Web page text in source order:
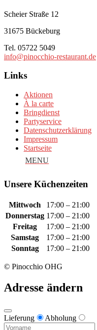
Scheier Straße 12
31675 Bückeburg
Tel. 05722 5049
info@pinocchio-restaurant.de
Links
Aktionen
À la carte
Bringdienst
Partyservice
Datenschutzerklärung
Impressum
Startseite
Unsere Küchenzeiten
Mittwoch
17:00 – 21:00
Donnerstag 17:00 – 21:00
Freitag
17:00 – 21:00
Samstag
17:00 – 21:00
Sonntag
17:00 – 21:00
© Pinocchio OHG
Adresse ändern
Lieferung Abholung